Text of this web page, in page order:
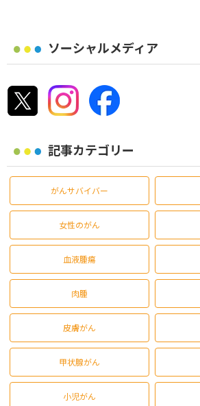
ソーシャルメディア
記事カテゴリー
がんサバイバー
女性のがん
血液腫瘍
肉腫
皮膚がん
甲状腺がん
小児がん